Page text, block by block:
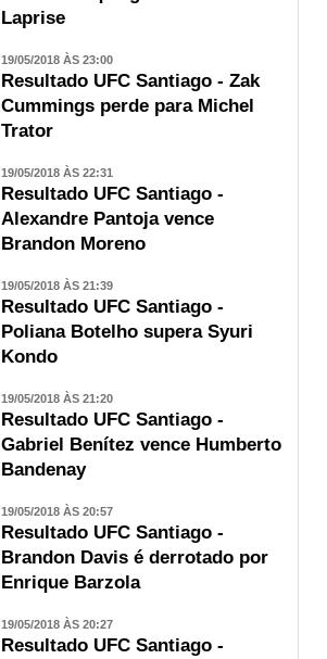
Laprise
19/05/2018 ÀS 23:00
Resultado UFC Santiago - Zak
Cummings perde para Michel
Trator
19/05/2018 ÀS 22:31
Resultado UFC Santiago -
Alexandre Pantoja vence
Brandon Moreno
19/05/2018 ÀS 21:39
Resultado UFC Santiago -
Poliana Botelho supera Syuri
Kondo
19/05/2018 ÀS 21:20
Resultado UFC Santiago -
Gabriel Benítez vence Humberto
Bandenay
19/05/2018 ÀS 20:57
Resultado UFC Santiago -
Brandon Davis é derrotado por
Enrique Barzola
19/05/2018 ÀS 20:27
Resultado UFC Santiago -